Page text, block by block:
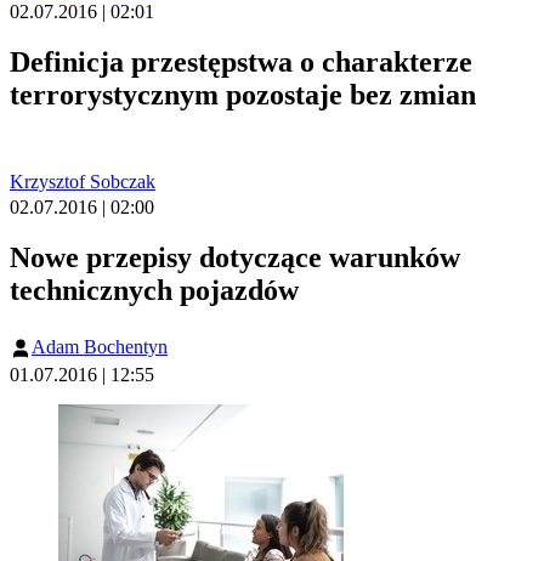
02.07.2016 | 02:01
Definicja przestępstwa o charakterze
terrorystycznym pozostaje bez zmian
Krzysztof Sobczak
02.07.2016 | 02:00
Nowe przepisy dotyczące warunków
technicznych pojazdów
Adam Bochentyn
01.07.2016 | 12:55